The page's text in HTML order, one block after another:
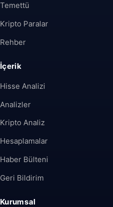
Temettü
Kripto Paralar
Rehber
İçerik
Hisse Analizi
Analizler
Kripto Analiz
Hesaplamalar
Haber Bülteni
Geri Bildirim
Kurumsal